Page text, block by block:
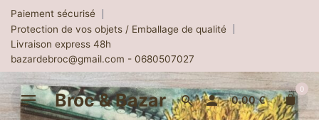
Skip
content
Paiement sécurisé
Protection de vos objets / Emballage de qualité
Livraison express 48h
bazardebroc@gmail.com - 0680507027
Broc & Bazar 0.00€
0